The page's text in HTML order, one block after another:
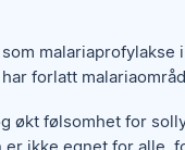
malariaprofylakse
forlatt
økt følsomhet for